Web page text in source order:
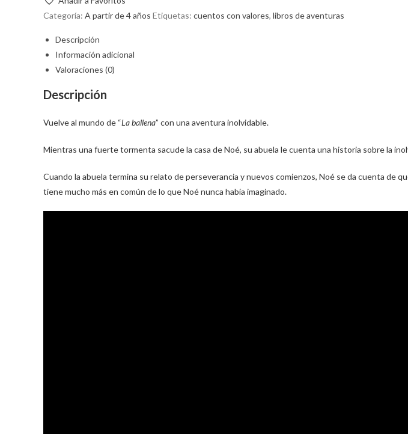
Categoría: A partir de 4 años Etiquetas: cuentos con valores, libros de aventuras
Descripción
Información adicional
Valoraciones (0)
Descripción
Vuelve al mundo de “La ballena” con una aventura inolvidable.
Mientras una fuerte tormenta sacude la casa de Noé, su abuela le cuenta una historia sobre la
Cuando la abuela termina su relato de perseverancia y nuevos comienzos, Noé se da cuenta de
tiene mucho más en común de lo que Noé nunca había imaginado.